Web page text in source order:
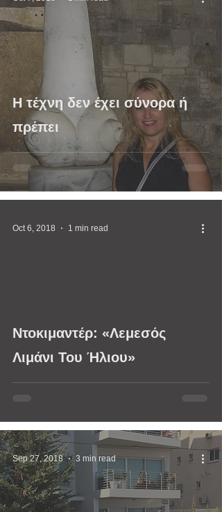
Η τέχνη δεν έχει σύνορα ή
πρέπει
Ντοκιμαντέρ: «Λεμεσός
Λιμάνι Του Ήλιου»
Oct 6, 2018 1 min read
Sep 27, 2018 3 min read